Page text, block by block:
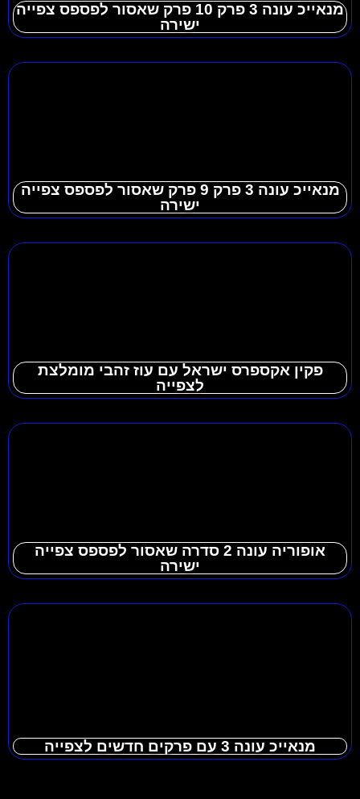
מנאייכ עונה 3 פרק 10 פרק שאסור לפספס צפייה
ישירה
מנאייכ עונה 3 פרק 9 פרק שאסור לפספס צפייה
ישירה
פקין אקספרס ישראל עם עוז זהבי מומלצת
לצפייה
אופוריה עונה 2 סדרה שאסור לפספס צפייה
ישירה
מנאייכ עונה 3 עם פרקים חדשים לצפייה